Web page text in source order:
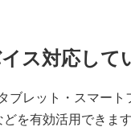
ス対応して
ブレット・スマー
を有効活用できます